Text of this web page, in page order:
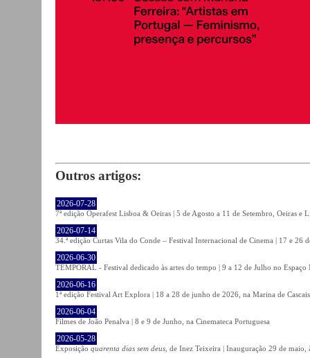
Outros artigos:
2026-07-28
7ª edição Operafest Lisboa & Oeiras | 5 de Agosto a 11 de Setembro, Oeiras e
2026-07-14
34.ª edição Curtas Vila do Conde – Festival Internacional de Cinema | 17 e 26
2026-06-30
TEMPORAL - Festival dedicado às artes do tempo | 9 a 12 de Julho no
2026-06-16
1ª edição Festival Art Explora | 18 a 28 de junho de 2026, na Marina de Cascais
2026-06-04
Filmes de João Penalva | 8 e 9 de Junho, na Cinemateca Portuguesa
2026-05-28
Exposição quarenta dias sem deus , de Inez Teixeira | Inauguração 29 de